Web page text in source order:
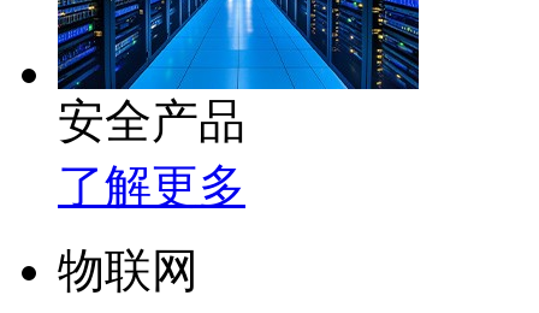
安全产品
了解更多
物联网